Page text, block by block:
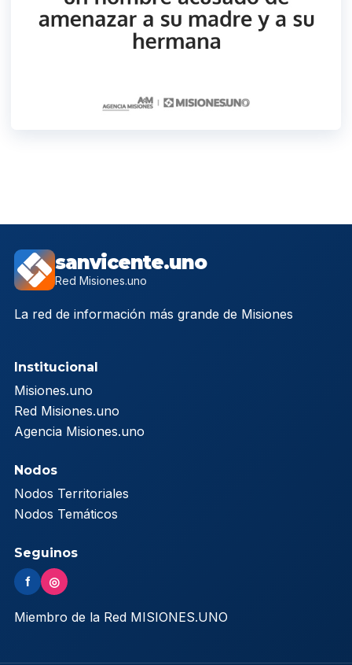
sanvicente.uno
Red Misiones.uno
La red de información más grande de Misiones
Institucional
Misiones.uno
Red Misiones.uno
Agencia Misiones.uno
Nodos
Nodos Territoriales
Nodos Temáticos
Seguinos
f ◎
Miembro de la Red MISIONES.UNO